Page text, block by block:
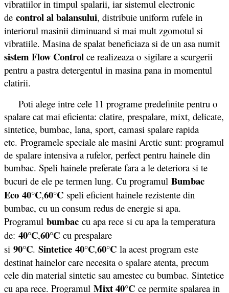
vibratiilor in timpul spalarii, iar sistemul electronic
de control al balansului, distribuie uniform rufele in
interiorul masinii diminuand si mai mult zgomotul si
vibratiile. Masina de spalat beneficiaza si de un asa numit
sistem Flow Control ce realizeaza o sigilare a scurgerii
pentru a pastra detergentul in masina pana in momentul
clatirii.
Poti alege intre cele 11 programe predefinite pentru o
spalare cat mai eficienta: clatire, prespalare, mixt, delicate,
sintetice, bumbac, lana, sport, camasi spalare rapida
etc. Programele speciale ale masini Arctic sunt: programul
de spalare intensiva a rufelor, perfect pentru hainele din
bumbac. Speli hainele preferate fara a le deteriora si te
bucuri de ele pe termen lung. Cu programul Bumbac
Eco 40°C,60°C speli eficient hainele rezistente din
bumbac, cu un consum redus de energie si apa.
Programul bumbac cu apa rece si cu apa la temperatura
de: 40°C,60°C cu prespalare
si 90°C. Sintetice 40°C,60°C la acest program este
destinat hainelor care necesita o spalare atenta, precum
cele din material sintetic sau amestec cu bumbac. Sintetice
cu apa rece. Programul Mixt 40°C ce permite spalarea in